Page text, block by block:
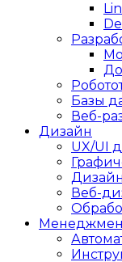
Базы
Веб-
Дизайн
UX/UI
Веб-